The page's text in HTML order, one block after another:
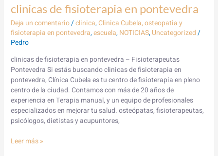
clinicas de fisioterapia en pontevedra
Deja un comentario/clinica,Clinica Cubela, osteopatia y
fisioterapia en pontevedra,escuela,NOTICIAS,Uncategorized/
Pedro
clinicas de fisioterapia en pontevedra – Fisioterapeutas
Pontevedra Si estás buscando clinicas de fisioterapia en
pontevedra, Clínica Cubela es tu centro de fisioterapia en pleno
centro de la ciudad. Contamos con más de 20 años de
experiencia en Terapia manual, y un equipo de profesionales
especializados en mejorar tu salud. osteópatas, fisioterapeutas,
psicólogos, dietistas y acupuntores,
clinicas
de
fisioterapia
en
pontevedra
Leer más »